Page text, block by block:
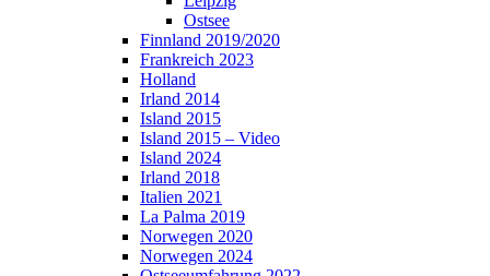
Ostsee
Finnland 2019/2020
Frankreich 2023
Holland
Irland 2014
Island 2015
Island 2015 – Video
Island 2024
Irland 2018
Italien 2021
La Palma 2019
Norwegen 2020
Norwegen 2024